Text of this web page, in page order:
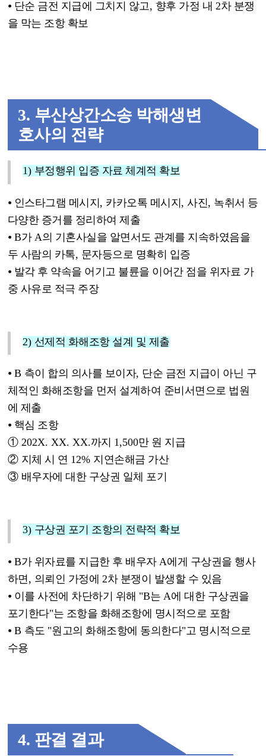
⦁ 단순 금전 지급에 그치지 않고, 향후 가정 내 2차 분쟁
을 막는 조항 확보
3. 부산상간소송 박해생변
호사의 전략
1) 부정행위 입증 자료 체계적 확보
⦁ 인스타그램 메시지, 카카오톡 메시지,사진, 녹취서 등
다양한 증거를 정리하여 제출
⦁ B가 A의 기혼사실을 알면서도 관계를 지속하였음을
두 사람의 카톡, 문자등으로 명확히 입증
⦁ 발각 후 약속을 어기고 불륜을 이어간 점을 위자료 가
중 사유로 적극 주장
2) 선제적 화해조항 설계 및 제출
⦁ B 측이 합의 의사를 보이자, 단순 금전 지급이 아닌 구
체적인 화해조항을 먼저 설계하여 준비서면으로 법원
에 제출
⦁ 핵심 조항
① 202X. XX. XX.까지 1,500만 원 지급
② 지체 시 연 12% 지연손해금 가산
③ 배우자에 대한 구상권 일체 포기
3) 구상권 포기 조항의 전략적 확보
⦁ B가 위자료를 지급한 후 배우자 A에게 구상권을 행사
하면 , 의뢰인 가정에 2차 분쟁이 발생할 수 있음
⦁ 이를 사전에 차단하기 위해 "B는 A에 대한 구상권을
포기한다"는 조항을 화해조항에 명시적으로 포함
⦁ B 측도 "원고의 화해조항에 동의한다"고 명시적으로
수용
4. 판결 결과